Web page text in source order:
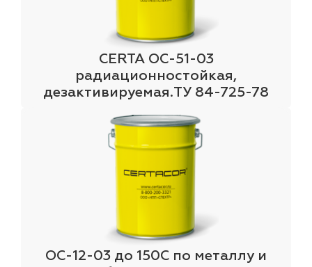
CERTA ОС-51-03
радиационностойкая,
дезактивируемая.ТУ 84-725-78
ОС-12-03 до 150С по металлу и